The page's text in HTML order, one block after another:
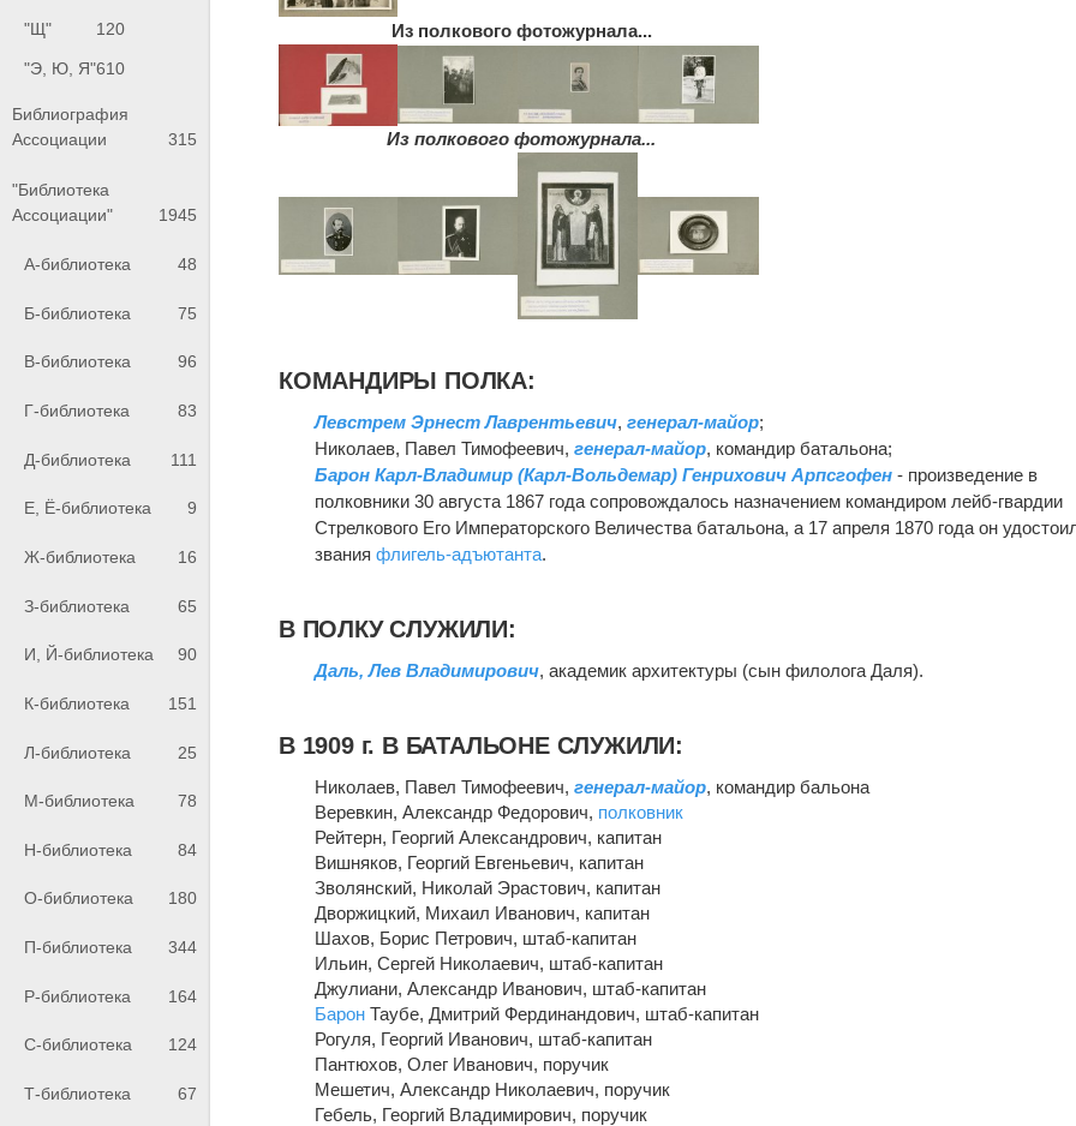
"Щ" 120
"Э, Ю, Я"610
Библиография
Ассоциации
315
"Библиотека
Ассоциации"
1945
А-библиотека 48
Б-библиотека 75
В-библиотека 96
Г-библиотека 83
Д-библиотека 111
Е, Ё-библиотека 9
Ж-библиотека 16
З-библиотека 65
И, Й-библиотека 90
К-библиотека 151
Л-библиотека 25
М-библиотека 78
Н-библиотека 84
О-библиотека 180
П-библиотека 344
Р-библиотека 164
С-библиотека 124
Т-библиотека 67
Из полкового фотожурнала...
Из полкового фотожурнала...
КОМАНДИРЫ ПОЛКА:
Левстрем Эрнест Лаврентьевич,генерал-майор;
Николаев, Павел Тимофеевич,генерал-майор, командир батальона;
Барон Карл-Владимир (Карл-Вольдемар) Генрихович Арпсгофен - произведение в
полковники 30 августа 1867 года сопровождалось назначением командиром лейб-гвардии
Стрелкового Его Императорского Величества батальона, а 17 апреля 1870 года он
званияфлигель-адъютанта.
В ПОЛКУ СЛУЖИЛИ:
Даль, Лев Владимирович, академик архитектуры (сын филолога Даля).
В 1909 г. В БАТАЛЬОНЕ СЛУЖИЛИ:
Николаев, Павел Тимофеевич,генерал-майор, командир бальона
Веревкин, Александр Федорович, полковник
Рейтерн, Георгий Александрович, капитан
Вишняков, Георгий Евгеньевич, капитан
Зволянский, Николай Эрастович, капитан
Дворжицкий, Михаил Иванович, капитан
Шахов, Борис Петрович, штаб-капитан
Ильин, Сергей Николаевич, штаб-капитан
Джулиани, Александр Иванович, штаб-капитан
Барон Таубе, Дмитрий Фердинандович, штаб-капитан
Рогуля, Георгий Иванович, штаб-капитан
Пантюхов, Олег Иванович, поручик
Мешетич, Александр Николаевич, поручик
Гебель, Георгий Владимирович, поручик